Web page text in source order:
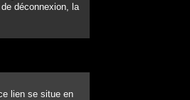
déconnexion, la
lien se situe en